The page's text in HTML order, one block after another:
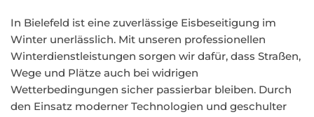
In Bielefeld ist eine zuverlässige Eisbeseitigung im
Winter unerlässlich. Mit unseren professionellen
Winterdienstleistungen sorgen wir dafür, dass Straßen,
Wege und Plätze auch bei widrigen
Wetterbedingungen sicher passierbar bleiben. Durch
den Einsatz moderner Technologien und geschulter